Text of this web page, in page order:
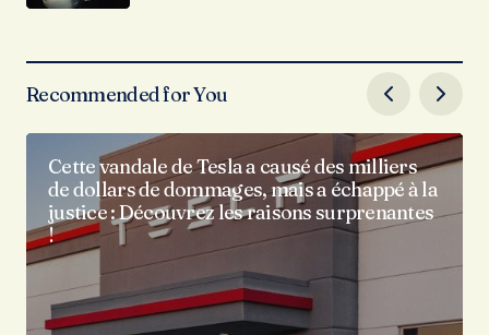
Recommended for You
Cette vandale de Tesla a causé des milliers
de dollars de dommages, mais a échappé à la
justice : Découvrez les raisons surprenantes
!